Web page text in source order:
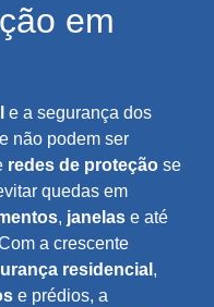
em
e a segurança dos
não podem ser
redes de proteção se
quedas em
, janelas e até
a crescente
residencial ,
e prédios, a